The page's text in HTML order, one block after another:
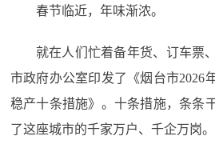
春节临近，年味渐浓。
就在人们忙着备年货、订车票
市政府办公室印发了《烟台市2026
稳产十条措施》。十条措施，条条
了这座城市的千家万户、千企万岗。